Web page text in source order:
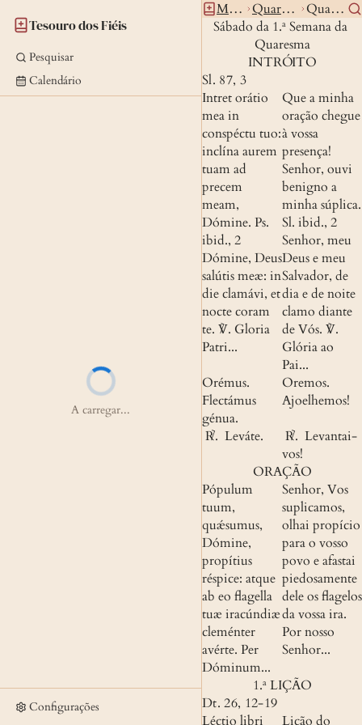
Tesouro dos Fiéis
Pesquisar
Calendário
A carregar...
Configurações
Missal Quaresma
Quad1 6
Sábado da 1.ª Semana da
Quaresma
INTRÓITO
Sl. 87, 3
Intret orátio
mea in
conspéctu tuo:
inclína aurem
tuam ad
precem
meam,
Dómine. Ps.
ibid., 2
Dómine, Deus
salútis meæ: in
die clamávi, et
nocte coram
te. ℣. Gloria
Patri...
Que a minha
oração chegue
à vossa
presença!
Senhor, ouvi
benigno a
minha súplica.
Sl. ibid., 2
Senhor, meu
Deus e meu
Salvador, de
dia e de noite
clamo diante
de Vós.
Glória ao
Pai...
Orémus.
Flectámus
génua.
Oremos.
Ajoelhemos!
℟. Leváte. ℟. Levantai-
vos!
ORAÇÃO
Pópulum
tuum,
quǽsumus,
Dómine,
propítius
réspice: atque
ab eo flagella
tuæ iracúndiæ
cleménter
avérte. Per
Dóminum...
Senhor, Vos
suplicamos,
olhai propício
para o vosso
povo e afastai
piedosamente
dele os flagelos
da vossa ira.
Por nosso
Senhor...
1.ª LIÇÃO
Dt. 26, 12-19
Léctio libri
Lição do